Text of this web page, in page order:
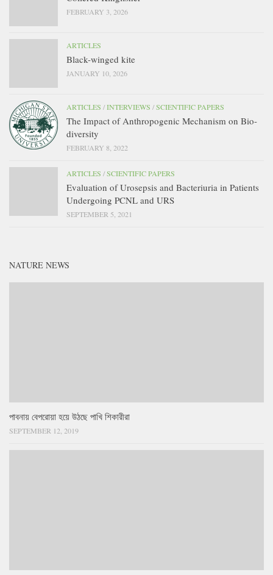
FEBRUARY 3, 2026
ARTICLES
Black-winged kite
JANUARY 10, 2026
ARTICLES /INTERVIEWS /SCIENTIFIC PAPERS
The Impact of Anthropogenic Mechanism on Bio-
diversity
FEBRUARY 8, 2022
ARTICLES /SCIENTIFIC PAPERS
Evaluation of Urosepsis and Bacteriuria in Patients
Undergoing PCNL and URS
SEPTEMBER 5, 2021
NATURE NEWS
পাবনায় বেপরোয়া হয়ে উঠছে পাখি শিকারীরা
SEPTEMBER 12, 2019